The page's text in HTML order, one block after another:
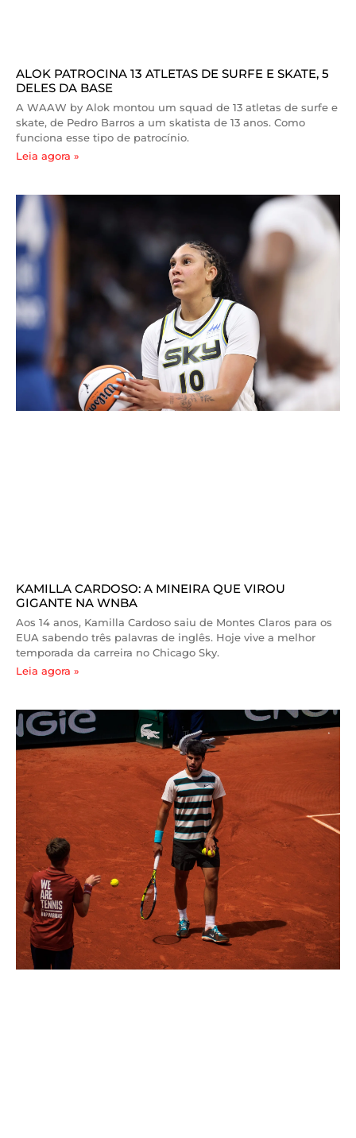
ALOK PATROCINA 13 ATLETAS DE SURFE E SKATE, 5
DELES DA BASE
A WAAW by Alok montou um squad de 13 atletas de surfe e
skate, de Pedro Barros a um skatista de 13 anos. Como
funciona esse tipo de patrocínio.
Leia agora »
KAMILLA CARDOSO: A MINEIRA QUE VIROU
GIGANTE NA WNBA
Aos 14 anos, Kamilla Cardoso saiu de Montes Claros para os
EUA sabendo três palavras de inglês. Hoje vive a melhor
temporada da carreira no Chicago Sky.
Leia agora »